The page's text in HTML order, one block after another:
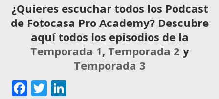
¿Quieres escuchar todos los Podcast
de Fotocasa Pro Academy? Descubre
aquí todos los episodios de la
Temporada 1, Temporada 2 y
Temporada 3
Facebook
Twitter